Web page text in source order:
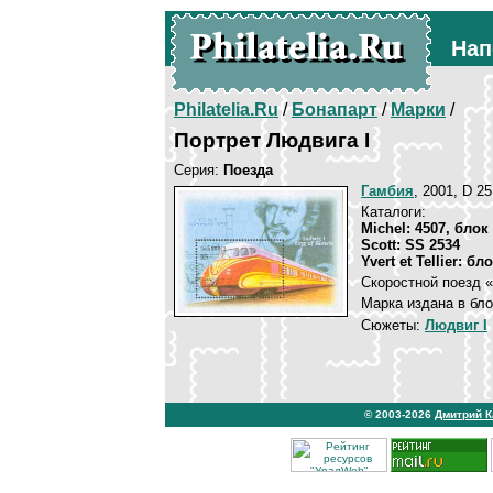
Philatelia.Ru/Бонапарт/Марки /
Портрет Людвига I
Серия: Поезда
Гамбия, 2001, D
Каталоги:
Michel: 4507, блок
Scott: SS 2534
Yvert et Tellier:
Скоростной поезд
Марка издана в
Сюжеты: Людвиг I
© 2003-2026 Дмитрий